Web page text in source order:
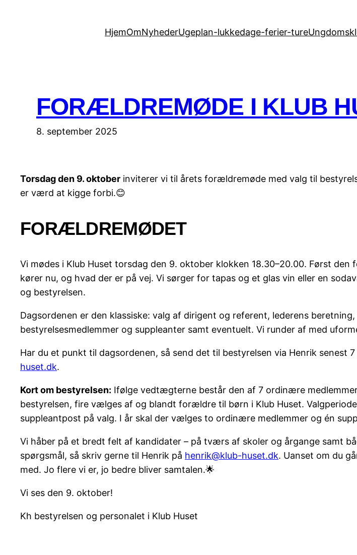
HjemOmNyhederUgeplan-lukkedage-ferier-ture
FORÆLDREMØDE I KLUB
8. september 2025
Torsdag den 9. oktober inviterer vi til årets forældremøde med valg til
er værd at kigge forbi.😊
FORÆLDREMØDET
Vi mødes i Klub Huset torsdag den 9. oktober klokken 18.30–20.00. Først
kører nu, og hvad der er på vej. Vi sørger for tapas og et glas vin eller en
og bestyrelsen.
Dagsordenen er den klassiske: valg af dirigent og referent, lederens
bestyrelsesmedlemmer og suppleanter samt eventuelt. Vi runder af med
Har du et punkt til dagsordenen, så send det til bestyrelsen via Henrik senest
huset.dk.
Kort om bestyrelsen: Ifølge vedtægterne består den af 7 ordinære
bestyrelsen, fire vælges af og blandt forældre til børn i Klub Huset.
suppleantpost på valg. I år skal der vælges to ordinære medlemmer og én
Vi håber på et bredt felt af kandidater – på tværs af skoler og årgange samt
spørgsmål, så skriv gerne til Henrik på henrik@klub-huset.dk. Uanset om du
med. Jo flere vi er, jo bedre bliver samtalen.🌟
Vi ses den 9. oktober!
Kh bestyrelsen og personalet i Klub Huset